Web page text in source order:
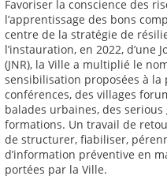
Favoriser la conscience des
l’apprentissage des bons
centre de la stratégie de
l’instauration, en 2022, d’une
(JNR), la Ville a multiplié le
sensibilisation proposées à
conférences, des villages
balades urbaines, des
formations. Un travail de
de structurer, fiabiliser,
d’information préventive en
portées par la Ville.